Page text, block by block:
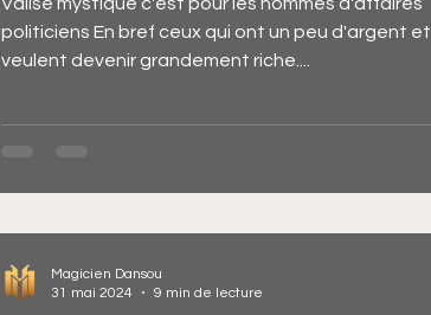
politiciens En bref ceux qui ont un peu d'argent et
veulent devenir grandement riche....
Magicien Dansou
31 mai 2024
9 min de lecture